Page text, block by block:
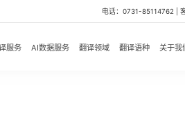
电话：0731-85114762 |
服务 AI数据服务 翻译领域 翻译语种 关于我